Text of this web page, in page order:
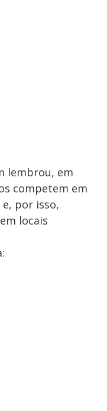
lembrou, em
competem em
por isso,
locais